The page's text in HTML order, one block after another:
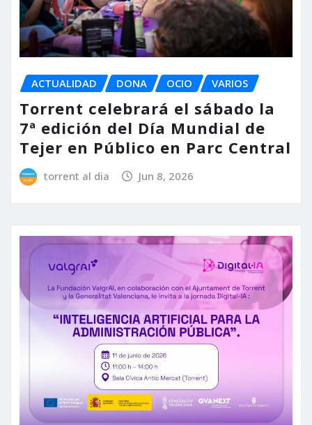
ACTUALIDAD DONA OCIO VARIOS
Torrent celebrará el sábado la
7ª edición del Día Mundial de
Tejer en Público en Parc Central
torrent al dia Jun 8, 2026